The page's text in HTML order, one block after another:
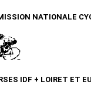
NATIONALE
IDF + LOIRET ET